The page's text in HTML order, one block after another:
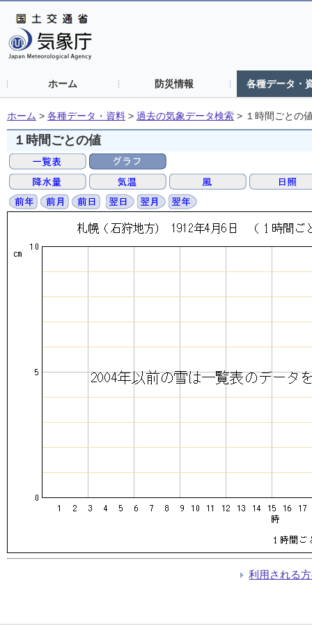
ホーム 防災情報 各種データ・
ホーム > 各種データ・資料 > 過去の気象データ検索 > １時間ごとの
１時間ごとの値
利用される